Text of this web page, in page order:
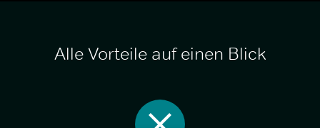
Alle Vorteile auf einen Blick